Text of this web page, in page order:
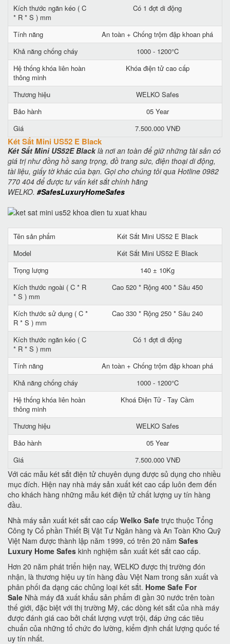
Kích thước ngăn kéo ( C
* R * S ) mm
Có 1 đợt di động
Tính năng
An toàn + Chống trộm đập khoan phá
Khả năng chống cháy
1000 - 1200°C
Hệ thống khóa liên hoàn
thông minh
Khóa điện tử cao cấp
Thương hiệu
WELKO Safes
Bảo hành
05 Year
Giá
7.500.000 VNĐ
Két Sắt Mini US52 E Black
Két Sắt Mini US52E Blacklà nơi an toàn để giữ những tài sản có
giá trị như đồng hồ sang trọng, đồ trang sức, điện thoại di động,
tài liệu, giấy tờ khác của bạn. Gọi cho chúng tôi qua Hotline 0982
770 404 để được tư vấn két sắt chính hãng
WELKO. #SafesLuxuryHomeSafes
Tên sản phẩm
Két Sắt Mini US52 E Black
Model
Két Sắt Mini US52 E Black
Trọng lượng
140 ± 10Kg
Kích thước ngoài ( C * R
* S ) mm
Cao 520 * Rộng 400 * Sâu 450
Kích thước sử dụng ( C *
R * S ) mm
Cao 330 * Rộng 250 * Sâu 240
Kích thước ngăn kéo ( C
* R * S ) mm
Có 1 đợt di động
Tính năng
An toàn + Chống trộm đập khoan phá
Khả năng chống cháy
1000 - 1200°C
Hệ thống khóa liên hoàn
thông minh
Khoá Điện Tử - Tay Cầm
Thương hiệu
WELKO Safes
Bảo hành
05 Year
Giá
7.500.000 VNĐ
Với các mẫu két sắt điện tử chuyên dụng được sủ dụng cho nhiều
mục đích. Hiện nay nhà máy sản xuất két cao cấp luôn đem đến
cho khách hàng những mẫu két điện tử chất lượng uy tín hàng
đầu.
Nhà máy sản xuất két sắt cao cấp Welko Safe trực thuộc Tổng
Công ty Cổ phần Thiết Bị Vật Tư Ngân hàng và An Toàn Kho Quỹ
Việt Nam được thành lập năm 1999, có trên 20 năm Safes
Luxury Home Safes kinh nghiệm sản xuất két sắt cao cấp.
Hơn 20 năm phát triển hiện nay, WELKO được thị trường đón
nhận, là thương hiệu uy tín hàng đầu Việt Nam trong sản xuất và
phân phối đa dạng các chủng loại két sắt. Home Safe For
Sale Nhà máy đã xuất khẩu sản phẩm đi gần 30 nước trên toàn
thế giới, đặc biệt với thị trường Mỹ, các dòng két sắt của nhà máy
được đánh giá cao bởi chất lượng vượt trội, đáp ứng các tiêu
chuẩn của những tổ chức đo lường, kiểm định chất lượng quốc tế
uy tín nhất.